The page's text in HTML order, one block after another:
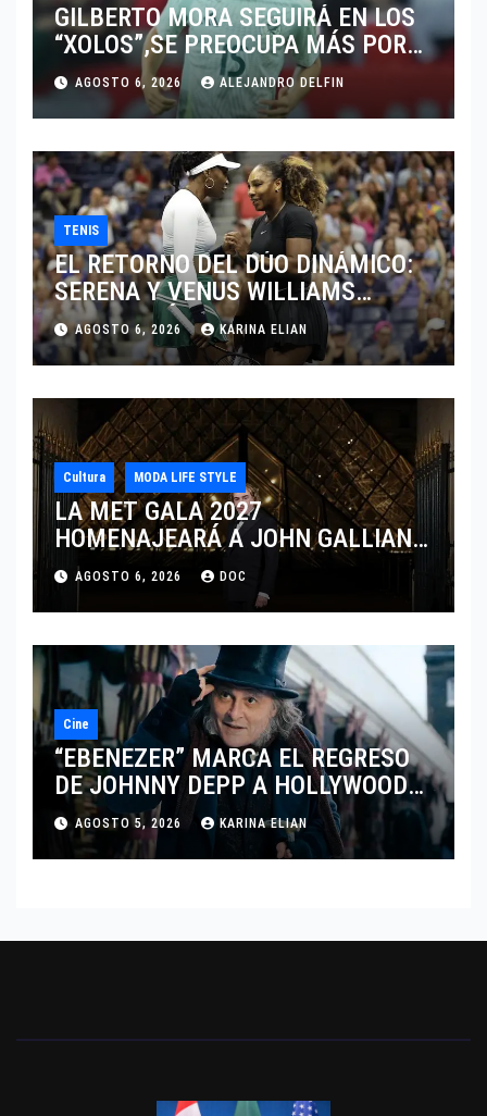
GILBERTO MORA SEGUIRÁ EN LOS
“XOLOS”,SE PREOCUPA MÁS POR
JUGAR EN SU EQUIPO.
AGOSTO 6, 2026 ALEJANDRO DELFIN
TENIS
EL RETORNO DEL DÚO DINÁMICO:
SERENA Y VENUS WILLIAMS
DISPUTARÁN LOS DOBLES EN
CINCINNATI 2026
AGOSTO 6, 2026 KARINA ELIAN
Cultura MODA LIFE STYLE
LA MET GALA 2027
HOMENAJEARÁ A JOHN GALLIANO
MARCANDO EL REGRESO DEL REY
DEL DRAMATISMO
AGOSTO 6, 2026 DOC
Cine
“EBENEZER” MARCA EL REGRESO
DE JOHNNY DEPP A HOLLYWOOD
TRAS SU PASO POR EL CINE
INDEPENDIENTE EUROPEO
AGOSTO 5, 2026 KARINA ELIAN